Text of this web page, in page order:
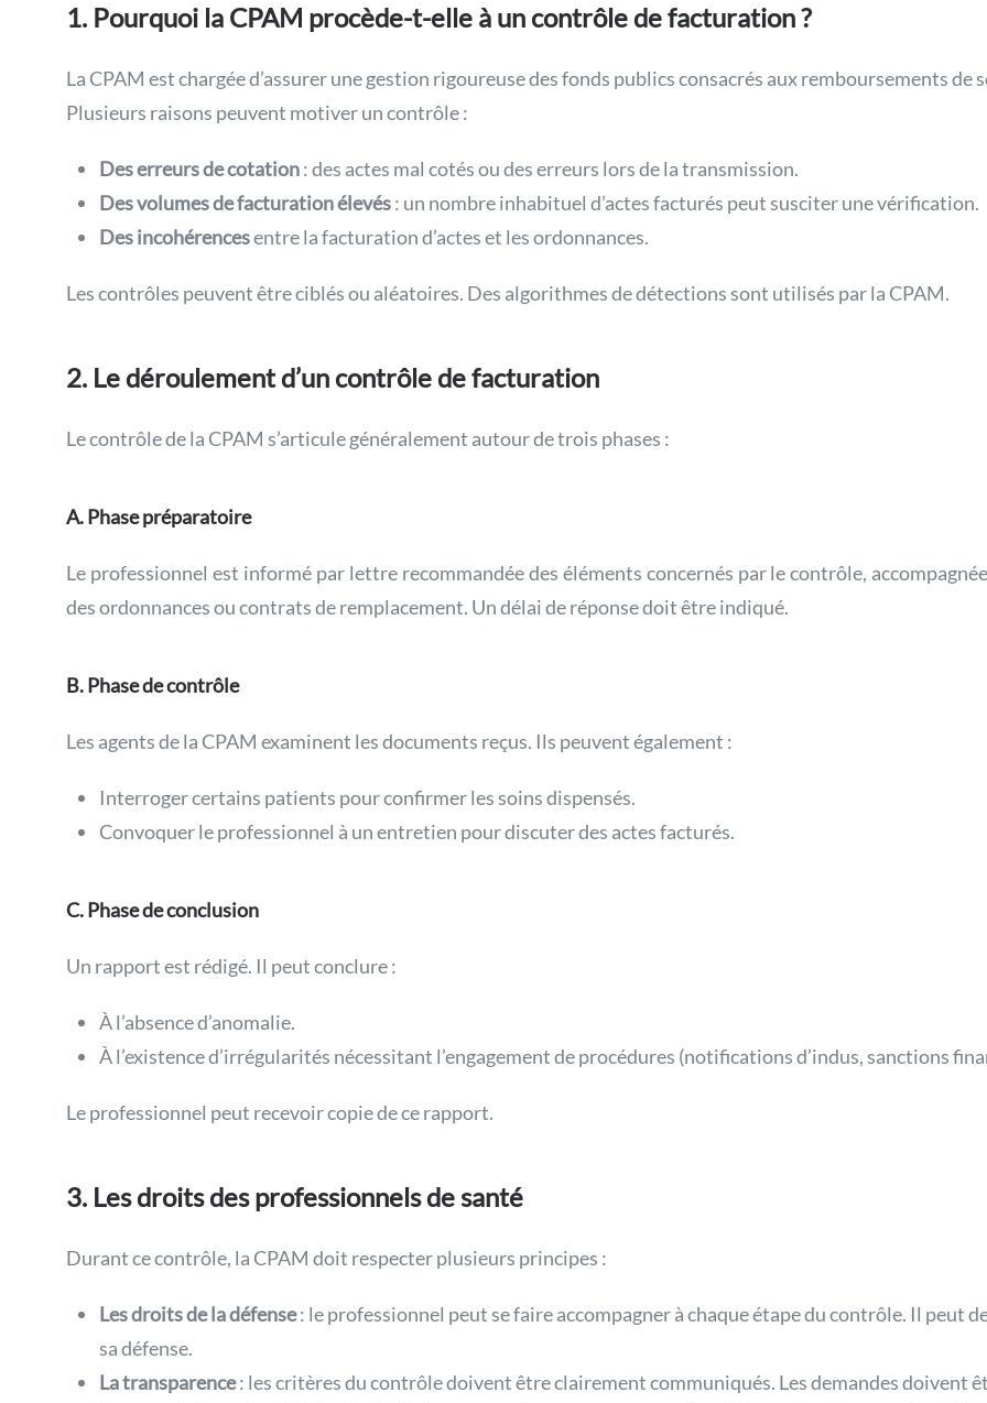
1. Pourquoi la CPAM procède-t-elle à un contrôle de facturation ?
La CPAM est chargée d’assurer une gestion rigoureuse des fonds publics consacrés aux remboursements de
Plusieurs raisons peuvent motiver un contrôle :
Des erreurs de cotation: des actes mal cotés ou des erreurs lors de la transmission.
Des volumes de facturation élevés: un nombre inhabituel d’actes facturés peut susciter une vérification.
Des incohérencesentre la facturation d’actes et les ordonnances.
Les contrôles peuvent être ciblés ou aléatoires. Des algorithmes de détections sont utilisés par la CPAM.
2. Le déroulement d’un contrôlede facturation
Le contrôle de la CPAM s’articule généralement autour de trois phases :
A. Phase préparatoire
Le professionnel est informé par lettre recommandée des éléments concernés par le contrôle,
des ordonnances ou contrats de remplacement. Un délai de réponse doit être indiqué.
B. Phase de contrôle
Les agents de la CPAM examinent les documents reçus. Ils peuvent également :
Interroger certains patients pour confirmer les soins dispensés.
Convoquer le professionnel à un entretien pour discuter des actes facturés.
C. Phase de conclusion
Un rapport est rédigé. Il peut conclure :
À l’absence d’anomalie.
À l’existence d’irrégularités nécessitant l’engagement de procédures (notifications d’indus, sanctions
Le professionnel peut recevoir copie de ce rapport.
3. Les droits des professionnels de santé
Durant ce contrôle, la CPAM doit respecter plusieurs principes :
Les droits de la défense: le professionnel peut se faire accompagner à chaque étape du contrôle. Il peut
sa défense.
La transparence: les critères du contrôle doivent être clairement communiqués. Les demandes doivent